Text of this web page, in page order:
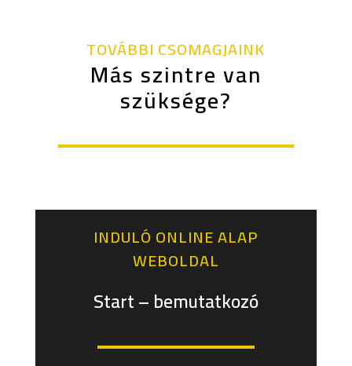
TOVÁBBI CSOMAGJAINK
Más szintre van
szüksége?
INDULÓ ONLINE ALAP
WEBOLDAL
Start – bemutatkozó